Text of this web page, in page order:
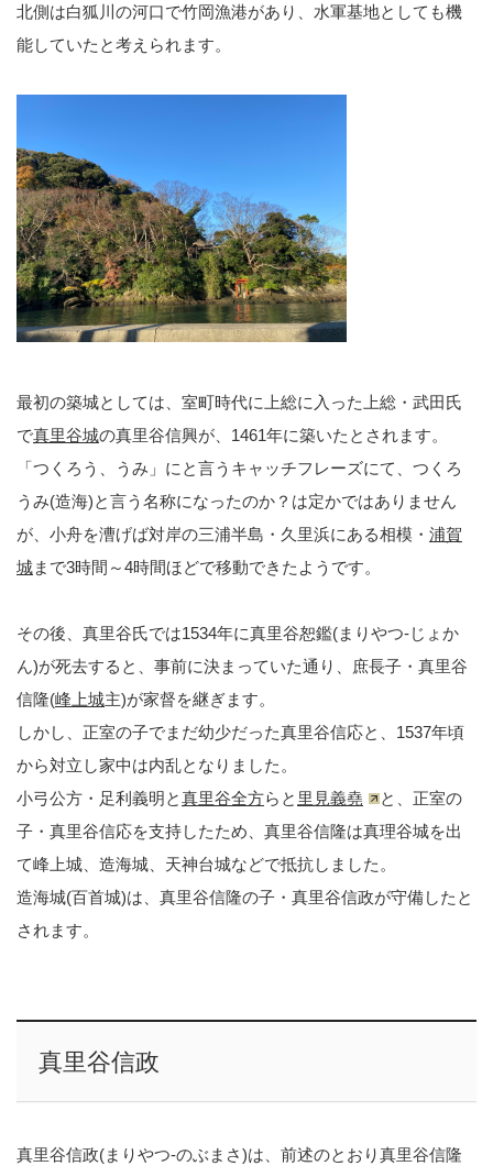
北側は白狐川の河口で竹岡漁港があり、水軍基地としても機
能していたと考えられます。
最初の築城としては、室町時代に上総に入った上総・武田氏
で真里谷城の真里谷信興が、1461年に築いたとされます。
「つくろう、うみ」にと言うキャッチフレーズにて、つくろ
うみ(造海)と言う名称になったのか？は定かではありません
が、小舟を漕げば対岸の三浦半島・久里浜にある相模・ 浦賀
城まで3時間～4時間ほどで移動できたようです。
その後、真里谷氏では1534年に真里谷恕鑑(まりやつ-じょか
ん)が死去すると、事前に決まっていた通り、庶長子・真里谷
信隆(峰上城主)が家督を継ぎます。
しかし、正室の子でまだ幼少だった真里谷信応と、1537年頃
から対立し家中は内乱となりました。
小弓公方・足利義明と真里谷全方らと 里見義堯
と、正室の
子・真里谷信応を支持したため、真里谷信隆は真理谷城を出
て峰上城、造海城、天神台城などで抵抗しました。
造海城(百首城)は、真里谷信隆の子・真里谷信政が守備したと
されます。
真里谷信政
真里谷信政(まりやつ-のぶまさ)は、前述のとおり真里谷信隆